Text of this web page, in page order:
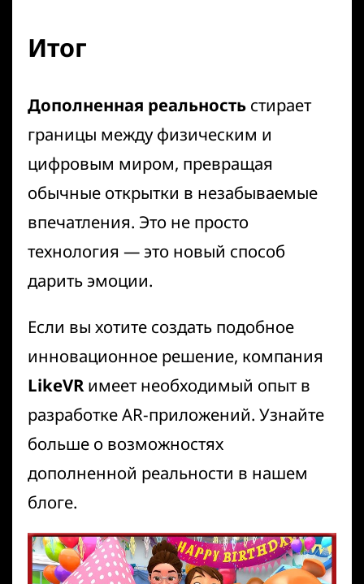
Итог
Дополненная реальность стирает
границы между физическим и
цифровым миром, превращая
обычные открытки в незабываемые
впечатления. Это не просто
технология — это новый способ
дарить эмоции.
Если вы хотите создать подобное
инновационное решение, компания
LikeVR имеет необходимый опыт в
разработке AR-приложений. Узнайте
больше о возможностях
дополненной реальности в нашем
блоге.